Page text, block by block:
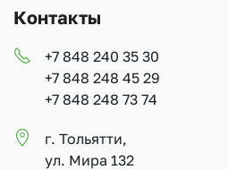
Контакты
+7 848 240 35 30
+7 848 248 45 29
+7 848 248 73 74
г. Тольятти,
ул. Мира 132